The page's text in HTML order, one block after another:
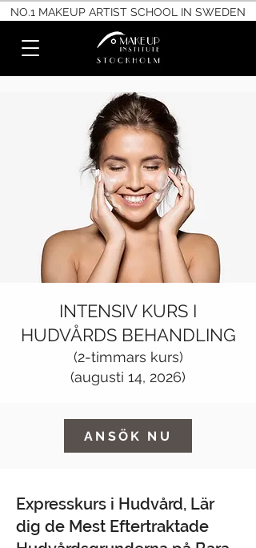
NO.1 MAKEUP ARTIST SCHOOL IN SWEDEN
INTENSIV KURS I
HUDVÅRDS BEHANDLING
(2-timmars kurs)
(augusti 14, 2026)
ANSÖK NU
Expresskurs i Hudvård, Lär
dig de Mest Eftertraktade